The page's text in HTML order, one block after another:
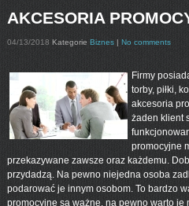
AKCESORIA
04/13/2018 Kategorie Biznes| No comments
Firmy
torby, piłki,
akcesoria
żaden klient
promocyjne
przekazywane zawsze oraz każdemu.
przydadzą. Na pewno niejedna osoba
podarować je innym osobom. To bardzo
promocyjne są ważne, na pewno warto